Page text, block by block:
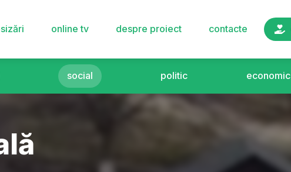
online tv despre proiect contacte
social politic economic